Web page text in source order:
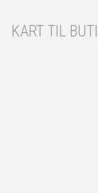
KART TIL